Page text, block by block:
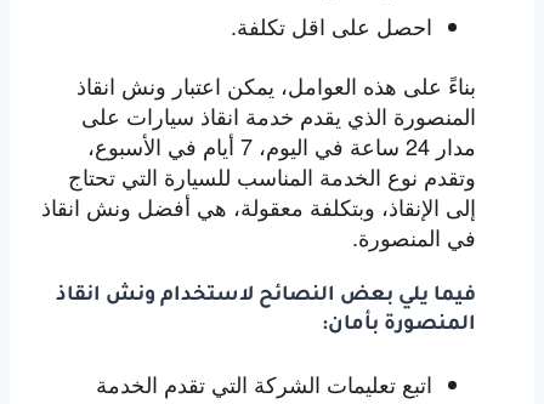
احصل على اقل تكلفة.
بناءً على هذه العوامل، يمكن اعتبار ونش انقاذ
المنصورة الذي يقدم خدمة انقاذ سيارات على
مدار 24 ساعة في اليوم، 7 أيام في الأسبوع،
وتقدم نوع الخدمة المناسب للسيارة التي تحتاج
إلى الإنقاذ، وبتكلفة معقولة، هي أفضل ونش انقاذ
في المنصورة.
فيما يلي بعض النصائح لاستخدام ونش انقاذ
المنصورة بأمان:
اتبع تعليمات الشركة التي تقدم الخدمة